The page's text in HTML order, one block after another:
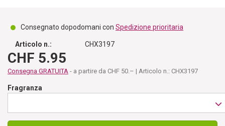
Consegnato dopodomani con Spedizione prioritaria
Articolo n.: CHX3197
CHF 5.95
Consegna GRATUITA - a partire da CHF 50.– | Articolo n.: CHX3197
Fragranza